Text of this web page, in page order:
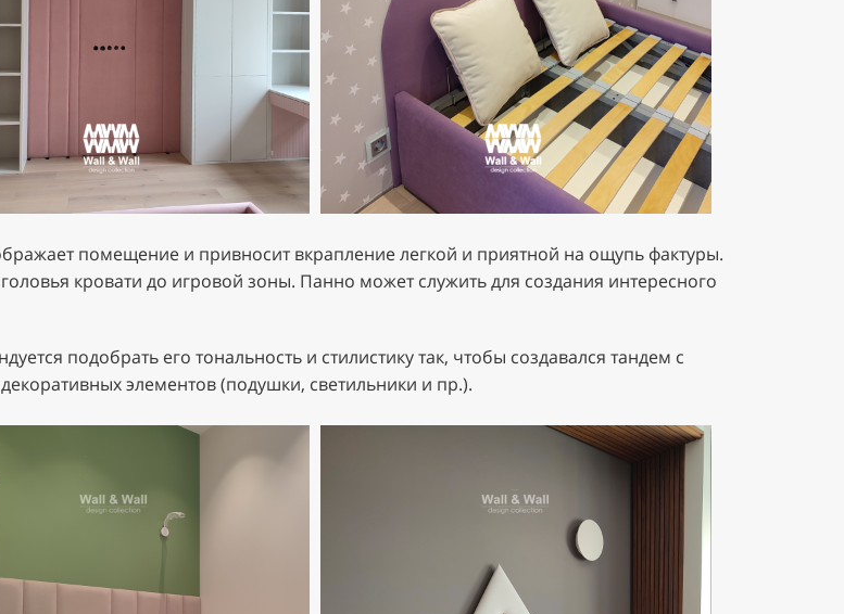
помещение и привносит вкрапление легкой и приятной на ощупь фактуры.
кровати до игровой зоны. Панно может служить для создания интересного
подобрать его тональность и стилистику так, чтобы создавался тандем с
элементов (подушки, светильники и пр.).